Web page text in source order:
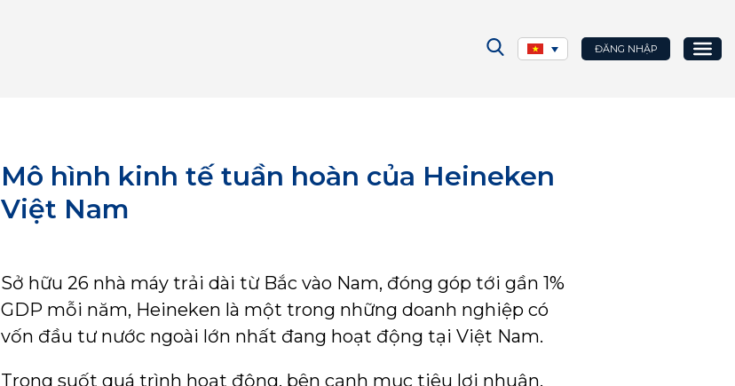
ĐĂNG NHẬP
Mô hình kinh tế tuần hoàn của Heineken
Việt Nam
Sở hữu 26 nhà máy trải dài từ Bắc vào Nam, đóng góp tới gần 1%
GDP mỗi năm, Heineken là một trong những doanh nghiệp có
vốn đầu tư nước ngoài lớn nhất đang hoạt động tại Việt Nam.
Trong suốt quá trình hoạt động, bên cạnh mục tiêu lợi nhuận,